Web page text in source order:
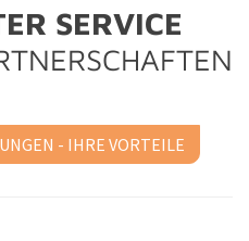
SERVICE
- IHRE VORTEILE